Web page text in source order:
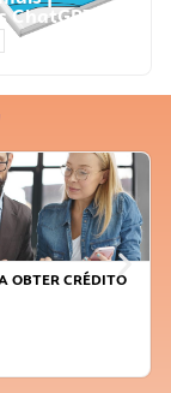
ChatGPT
OBTER CRÉDITO